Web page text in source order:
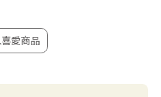
愛商品